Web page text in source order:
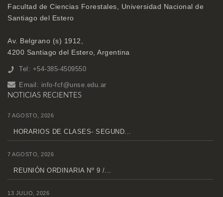
Facultad de Ciencias Forestales, Universidad Nacional de
Santiago del Estero
Av. Belgrano (s) 1912,
4200 Santiago del Estero, Argentina
Tel: +54-385-4509550
Email: info-fcf@unse.edu.ar
NOTICIAS RECIENTES
7 AGOSTO, 2026
HORARIOS DE CLASES- SEGUND...
7 AGOSTO, 2026
REUNIÓN ORDINARIA Nº 9 /...
13 JULIO, 2026